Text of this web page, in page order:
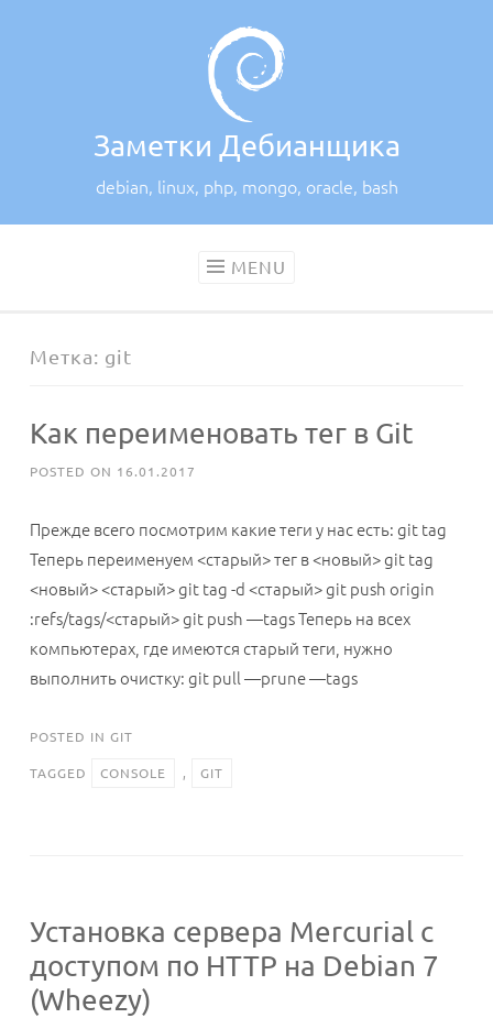
Заметки Дебианщика
debian, linux, php, mongo, oracle, bash
MENU
Метка: git
Как переименовать тег в Git
POSTED ON 16.01.2017
Прежде всего посмотрим какие теги у нас есть: git tag
Теперь переименуем <старый> тег в <новый> git tag
<новый> <старый> git tag -d <старый> git push origin
:refs/tags/<старый> git push —tags Теперь на всех
компьютерах, где имеются старый теги, нужно
выполнить очистку: git pull —prune —tags
POSTED IN GIT
TAGGED CONSOLE , GIT
Установка сервера Mercurial с
доступом по HTTP на Debian 7
(Wheezy)